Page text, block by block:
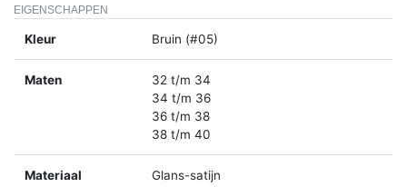
EIGENSCHAPPEN
Kleur Bruin (#05)
Maten
32 t/m 34
34 t/m 36
36 t/m 38
38 t/m 40
Materiaal Glans-satijn